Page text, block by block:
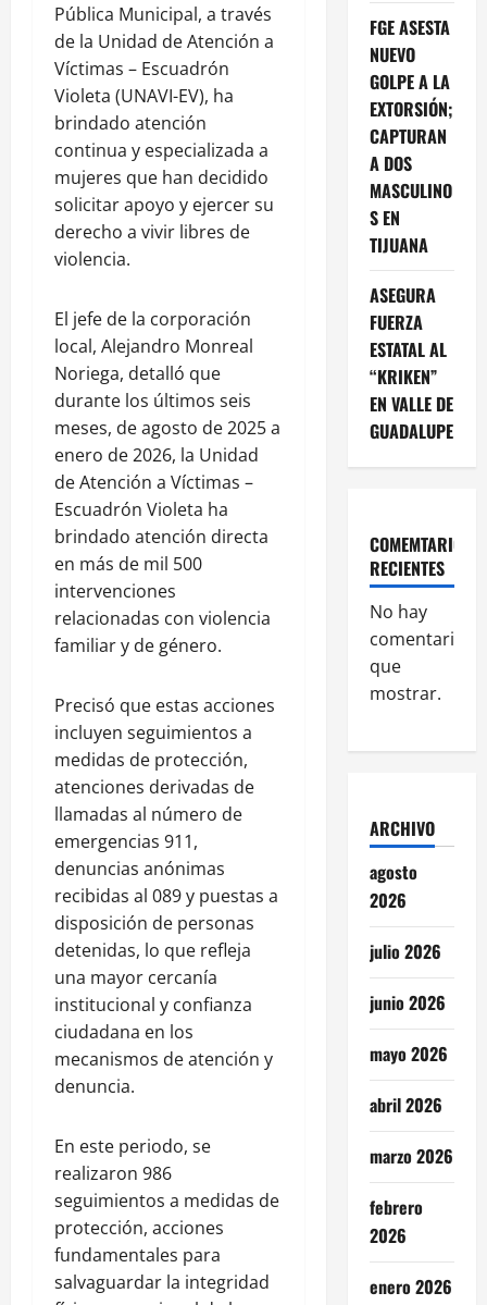
Pública Municipal, a través
de la Unidad de Atención a
Víctimas – Escuadrón
Violeta (UNAVI-EV), ha
brindado atención
continua y especializada a
mujeres que han decidido
solicitar apoyo y ejercer su
derecho a vivir libres de
violencia.
El jefe de la corporación
local, Alejandro Monreal
Noriega, detalló que
durante los últimos seis
meses, de agosto de 2025 a
enero de 2026, la Unidad
de Atención a Víctimas –
Escuadrón Violeta ha
brindado atención directa
en más de mil 500
intervenciones
relacionadas con violencia
familiar y de género.
Precisó que estas acciones
incluyen seguimientos a
medidas de protección,
atenciones derivadas de
llamadas al número de
emergencias 911,
denuncias anónimas
recibidas al 089 y puestas a
disposición de personas
detenidas, lo que refleja
una mayor cercanía
institucional y confianza
ciudadana en los
mecanismos de atención y
denuncia.
En este periodo, se
realizaron 986
seguimientos a medidas de
protección, acciones
fundamentales para
salvaguardar la integridad
FGE ASESTA
NUEVO
GOLPE A LA
EXTORSIÓN;
CAPTURAN
A DOS
MASCULINO
S EN
TIJUANA
ASEGURA
FUERZA
ESTATAL AL
“KRIKEN”
EN VALLE DE
GUADALUPE
COMEMTARIOS
RECIENTES
No hay
comentarios
que
mostrar.
ARCHIVO
agosto
2026
julio 2026
junio 2026
mayo 2026
abril 2026
marzo 2026
febrero
2026
enero 2026